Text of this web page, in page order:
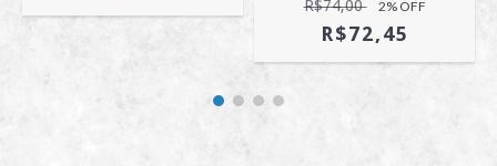
R$74,00 2% OFF
R$72,45